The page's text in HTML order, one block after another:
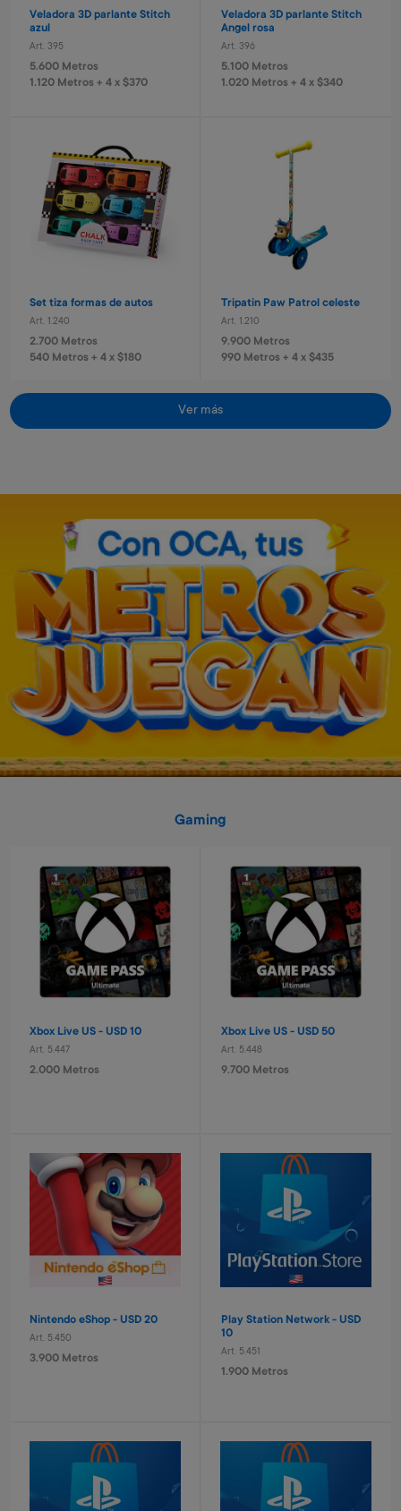
Veladora 3D parlante Stitch
azul
Art. 395
5.600 Metros
1.120 Metros + 4 x $370
Veladora 3D parlante Stitch
Angel rosa
Art. 396
5.100 Metros
1.020 Metros + 4 x $340
Set tiza formas de autos
Art. 1.240
2.700 Metros
540 Metros + 4 x $180
Tripatin Paw Patrol celeste
Art. 1.210
9.900 Metros
990 Metros + 4 x $435
Casco con luz azul
Art. 684
7.100 Metros
1.420 Metros + 4 x $470
Casco con luz rosa
Art. 2.266
7.100 Metros
1.420 Metros + 4 x $470
Set de protección infantil
Art. 2.265
5.700 Metros
1.140 Metros + 4 x $380
Pelota basket n° 3 Capitan
América
Art. 2.517
1.200 Metros
240 Metros + 4 x $80
Laptop educativa bilingue
Paw Patrol
Art. 4.620
9.600 Metros
960 Metros + 6 x $420
Laptop educativa bilingue
9.600 Metros
960 Metros + 6 x $420
Set taladro con accesorios
Tablero basket pared
Ver más
Gaming
Xbox Live US - USD 10
Art. 5.447
2.000 Metros
Xbox Live US - USD 50
Art. 5.448
9.700 Metros
Nintendo eShop - USD 20
Art. 5.450
3.900 Metros
Play Station Network - USD
10
Art. 5.451
1.900 Metros